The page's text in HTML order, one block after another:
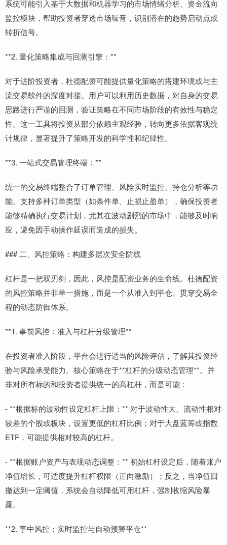
系统可能引入基于大数据和机器学习的市场情绪分析、资金流向
监控模块，帮助投资者穿透市场噪音，识别潜在的趋势启动点或
转折信号。
**2. 量化策略集成与回测引擎：**
对于进阶投资者，杜德配资可能提供量化策略的搭建环境或与主
流交易软件的深度对接。用户可以利用历史数据，对自身的交易
思路进行严谨的回测，验证策略在不同市场阶段的有效性与稳定
性。这一工具将投资从部分依赖主观经验，转向更多依据客观统
计规律，显著提升了策略开发的科学性和纪律性。
**3. 一站式交易管理终端：**
统一的交易终端整合了订单管理、风险实时监控、持仓分析等功
能。支持多种订单类型（如条件单、止损止盈单），确保投资者
能够精确执行交易计划，尤其在波动剧烈的市场中，能够及时响
应，避免因手动操作延误而造成的损失。
### 二、风控策略：构建多层次安全防线
杠杆是一把双刃剑，因此，风控是配资业务的生命线。杜德配资
的风控策略并非单一措施，而是一个从准入到平仓、贯穿交易全
程的动态防御体系。
**1. 事前风控：准入与杠杆分级管理**
在投资者准入阶段，平台会进行适当的风险评估，了解其投资经
验与风险承受能力。核心策略在于**杠杆的分级动态管理**。并
非对所有标的和投资者提供统一的高杠杆，而是可能：
- **根据标的波动性设定杠杆上限：** 对于波动性大、流动性相对
较差的个股或板块，设置更低的杠杆比例；对于大盘蓝筹或指数
ETF，可能提供相对较高的杠杆。
- **根据账户资产与表现动态调整：** 初始杠杆设定后，随着账户
净值增长，可适度提升杠杆权限（正向激励）；反之，当净值回
撤达到一定阈值，系统会自动降低可用杠杆，强制收缩风险暴
露。
**2. 事中风控：实时监控与自动预警平仓**